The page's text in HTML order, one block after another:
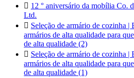
 12 ° aniversário da mobília Co.
Ltd.
 Seleção de armário de cozinha |
armários de alta qualidade para
de alta qualidade (2)
 Seleção de armário de cozinha |
armários de alta qualidade para
de alta qualidade (1)